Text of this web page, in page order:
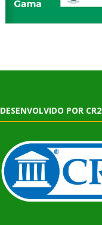
DESENVOLVIDO POR CR2